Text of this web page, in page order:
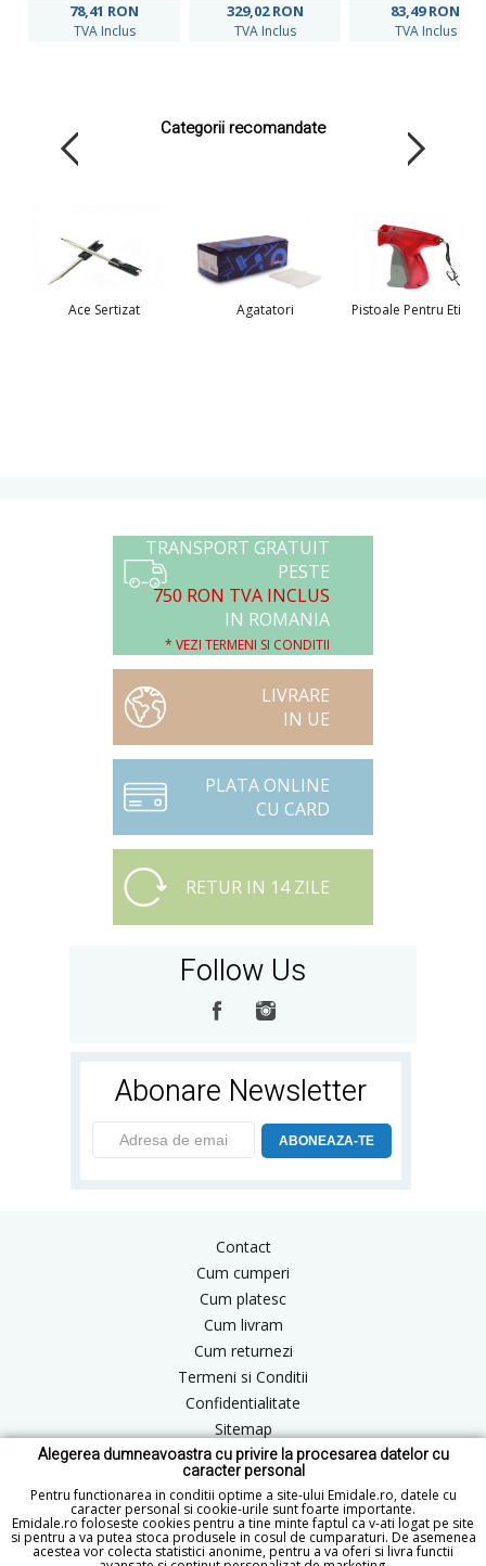
Alegerea dumneavoastra cu privire la procesarea datelor cu
caracter personal
Pentru functionarea in conditii optime a site-ului Emidale.ro, datele cu
caracter personal si cookie-urile sunt foarte importante.
Emidale.ro foloseste cookies pentru a tine minte faptul ca v-ati logat pe site
si pentru a va putea stoca produsele in cosul de cumparaturi. De asemenea
acestea vor colecta statistici anonime, pentru a va oferi si livra functii
78,41 RON
TVA Inclus
329,02RON
TVA Inclus
83,49RON
TVA Inclus
Categorii recomandate
Ace Sertizat Agatatori Pistoale Pentru
TRANSPORT GRATUIT
PESTE
750 RON TVA INCLUS
IN ROMANIA
* VEZI TERMENI SI CONDITII
LIVRARE
IN UE
PLATA ONLINE
CU CARD
RETUR IN 14 ZILE
Follow Us
Abonare Newsletter
ABONEAZA-TE
Contact
Cum cumperi
Cum platesc
Cum livram
Cum returnezi
Termeni si Conditii
Confidentialitate
Sitemap
Blog
ANPC
office@emidale.ro